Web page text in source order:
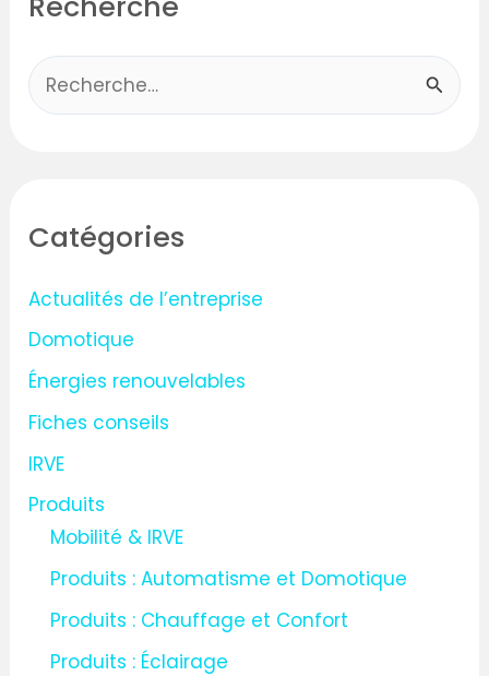
R
e
c
h
e
r
:
Catégories
Actualités de l’entreprise
Domotique
Énergies renouvelables
Fiches conseils
IRVE
Produits
Mobilité & IRVE
Produits : Automatisme et Domotique
Produits : Chauffage et Confort
Produits : Éclairage